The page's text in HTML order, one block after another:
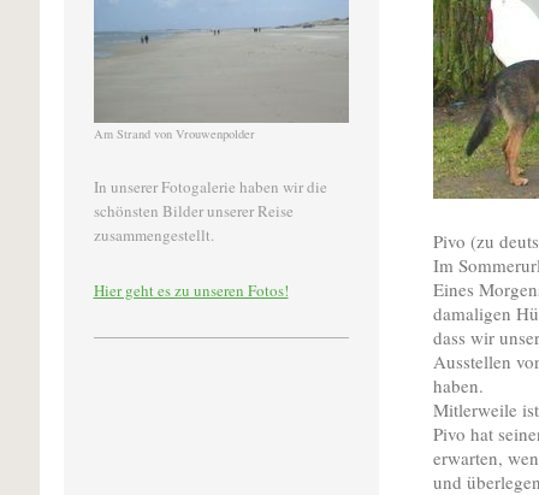
Pivo (zu
Im
Eines
damaligen
dass wir
Ausstellen
haben.
Mitlerweile
Pivo hat
erwarten,
und
Am Strand von Vrouwenpolder
In unserer Fotogalerie haben wir die
schönsten Bilder unserer Reise
zusammengestellt.
Hier geht es zu unseren Fotos!